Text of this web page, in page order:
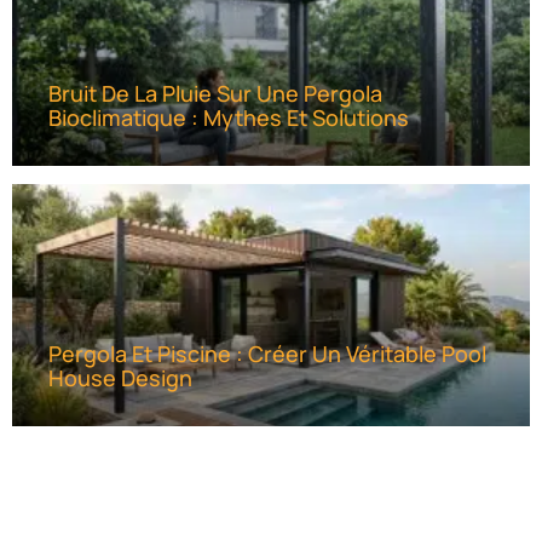
Bruit De La Pluie Sur Une Pergola
Bioclimatique : Mythes Et Solutions
Pergola Et Piscine : Créer Un Véritable Pool
House Design